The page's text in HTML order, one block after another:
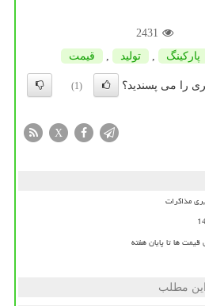
2431
پاركینگ , تولید , قیمت
را می پسندید؟
(1)
X
مذاکرات
ها تا پایان هفته
این مطلب